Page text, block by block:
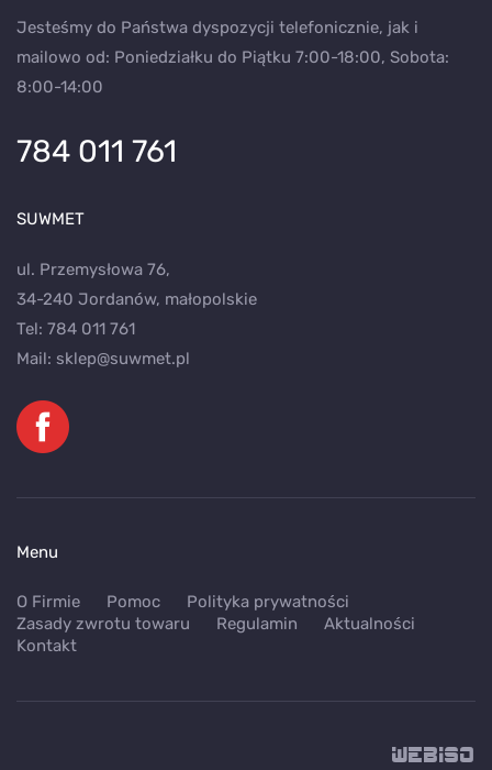
Jesteśmy do Państwa dyspozycji telefonicznie, jak i
mailowo od: Poniedziałku do Piątku 7:00-18:00, Sobota:
8:00-14:00
784 011 761
SUWMET
ul. Przemysłowa 76,
34-240 Jordanów, małopolskie
Tel: 784 011 761
Mail: sklep@suwmet.pl
Menu
O Firmie Pomoc
Polityka prywatności
Zasady zwrotu towaru
Regulamin
Aktualności
Kontakt
WEBISO